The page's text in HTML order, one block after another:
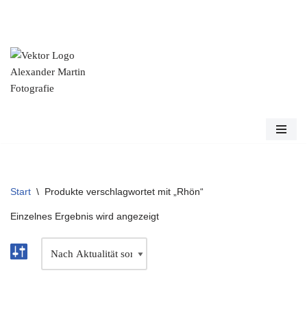
Inhalt
springen
Start \ Produkte verschlagwortet mit „Rhön“
Einzelnes Ergebnis wird angezeigt